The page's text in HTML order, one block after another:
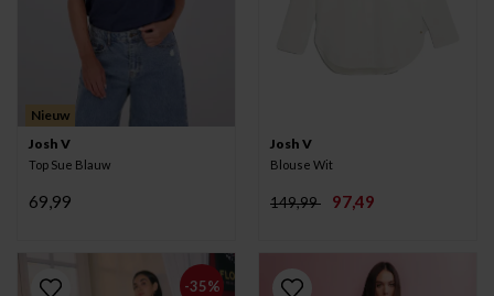
Nieuw
Josh V
Top Sue Blauw
69,99
Josh V
Blouse Wit
149,99 97,49
-35%